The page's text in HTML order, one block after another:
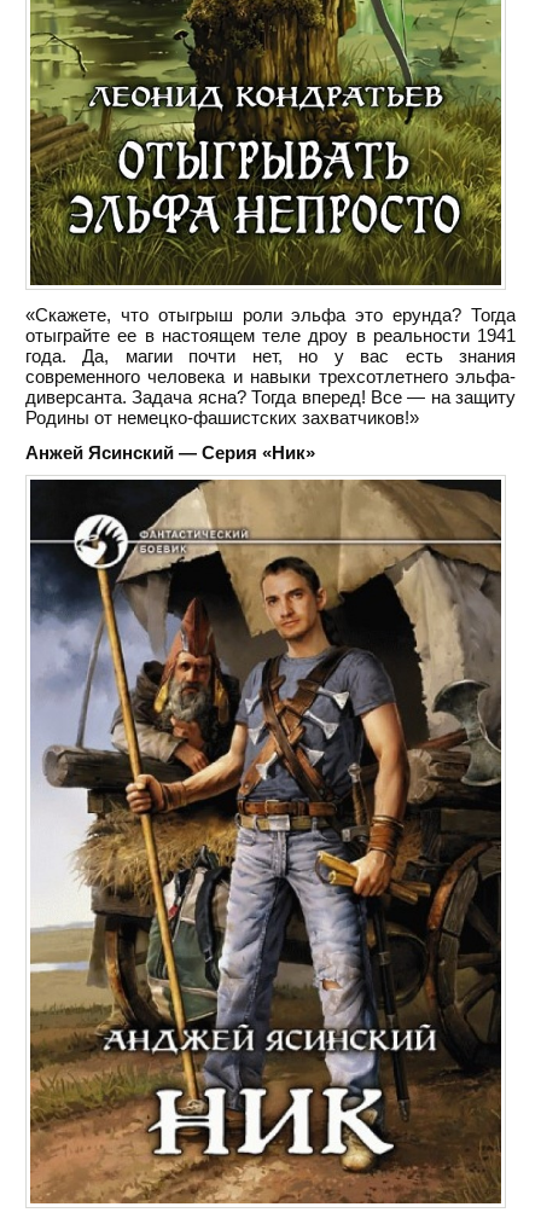
«Скажете, что отыгрыш роли эльфа это ерунда? Тогда
отыграйте ее в настоящем теле дроу в реальности 1941
года. Да, магии почти нет, но у вас есть знания
современного человека и навыки трехсотлетнего эльфа-
диверсанта. Задача ясна? Тогда вперед! Все — на защиту
Родины от немецко-фашистских захватчиков!»
Анжей Ясинский — Серия «Ник»